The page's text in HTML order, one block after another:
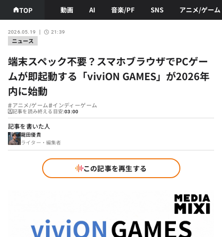
TOP 動画 AI 音楽/PF SNS アニメ/ゲーム
ニュース
2026.05.19 21:39
端末スペック不要？スマホブラウザでPCゲー
ムが即起動する「viviON GAMES」が2026年
内に始動
#アニメ/ゲーム#インディーゲーム
記事を読み終える目安:03:00
記事を書いた人
龍田優貴
ライター・編集者
この記事を再生する